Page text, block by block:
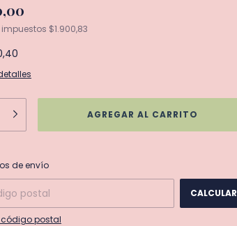
impuestos $1.900,83
el CP:
de envío
CALCULAR
código postal